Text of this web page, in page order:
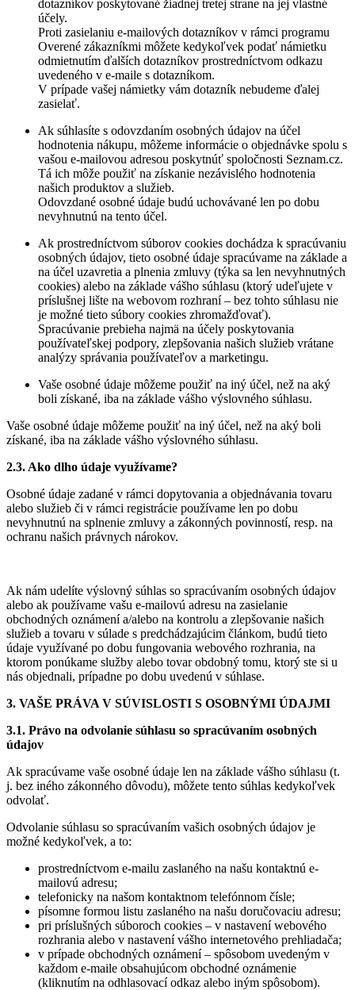
dotazníkov poskytované žiadnej tretej strane na jej vlastné
účely.
Proti zasielaniu e-mailových dotazníkov v rámci programu
Overené zákazníkmi môžete kedykoľvek podať námietku
odmietnutím ďalších dotazníkov prostredníctvom odkazu
uvedeného v e-maile s dotazníkom.
V prípade vašej námietky vám dotazník nebudeme ďalej
zasielať.
Ak súhlasíte s odovzdaním osobných údajov na účel
hodnotenia nákupu, môžeme informácie o objednávke spolu s
vašou e-mailovou adresou poskytnúť spoločnosti Seznam.cz.
Tá ich môže použiť na získanie nezávislého hodnotenia
našich produktov a služieb.
Odovzdané osobné údaje budú uchovávané len po dobu
nevyhnutnú na tento účel.
Ak prostredníctvom súborov cookies dochádza k spracúvaniu
osobných údajov, tieto osobné údaje spracúvame na základe a
na účel uzavretia a plnenia zmluvy (týka sa len nevyhnutných
cookies) alebo na základe vášho súhlasu (ktorý udeľujete v
príslušnej lište na webovom rozhraní – bez tohto súhlasu nie
je možné tieto súbory cookies zhromažďovať).
Spracúvanie prebieha najmä na účely poskytovania
používateľskej podpory, zlepšovania našich služieb vrátane
analýzy správania používateľov a marketingu.
Vaše osobné údaje môžeme použiť na iný účel, než na aký
boli získané, iba na základe vášho výslovného súhlasu.
Vaše osobné údaje môžeme použiť na iný účel, než na aký boli
získané, iba na základe vášho výslovného súhlasu.
2.3. Ako dlho údaje využívame?
Osobné údaje zadané v rámci dopytovania a objednávania tovaru
alebo služieb či v rámci registrácie používame len po dobu
nevyhnutnú na splnenie zmluvy a zákonných povinností, resp. na
ochranu našich právnych nárokov.
Ak nám udelíte výslovný súhlas so spracúvaním osobných údajov
alebo ak používame vašu e-mailovú adresu na zasielanie
obchodných oznámení a/alebo na kontrolu a zlepšovanie našich
služieb a tovaru v súlade s predchádzajúcim článkom, budú tieto
údaje využívané po dobu fungovania webového rozhrania, na
ktorom ponúkame služby alebo tovar obdobný tomu, ktorý ste si u
nás objednali, prípadne po dobu uvedenú v súhlase.
3. VAŠE PRÁVA V SÚVISLOSTI S OSOBNÝMI ÚDAJMI
3.1. Právo na odvolanie súhlasu so spracúvaním osobných
údajov
Ak spracúvame vaše osobné údaje len na základe vášho súhlasu (t.
j. bez iného zákonného dôvodu), môžete tento súhlas kedykoľvek
odvolať.
Odvolanie súhlasu so spracúvaním vašich osobných údajov je
možné kedykoľvek, a to:
prostredníctvom e-mailu zaslaného na našu kontaktnú e-
mailovú adresu;
telefonicky na našom kontaktnom telefónnom čísle;
písomne formou listu zaslaného na našu doručovaciu adresu;
pri príslušných súboroch cookies – v nastavení webového
rozhrania alebo v nastavení vášho internetového prehliadača;
v prípade obchodných oznámení – spôsobom uvedeným v
každom e-maile obsahujúcom obchodné oznámenie
(kliknutím na odhlasovací odkaz alebo iným spôsobom).